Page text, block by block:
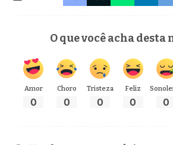
O que você acha desta
Amor
0
Choro
0
Tristeza
0
Feliz
0 0